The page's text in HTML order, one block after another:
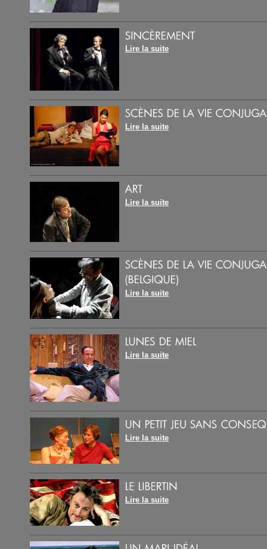
Lire la suite
Lire la suite
Lire la suite
Lire la suite
Lire la suite
Lire la suite
Lire la suite